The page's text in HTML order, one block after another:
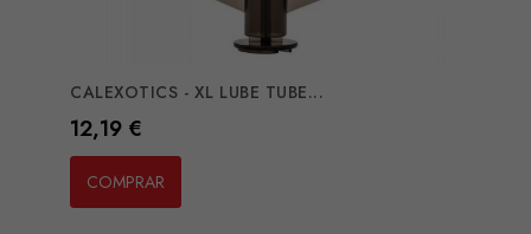
CALEXOTICS - XL LUBE TUBE...
Preço
12,19 €
COMPRAR